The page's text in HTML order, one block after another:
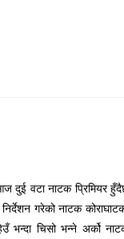
दुई वटा नाटक प्रिमियर
गरेको नाटक
भन्दा चिसो भन्ने अर्को